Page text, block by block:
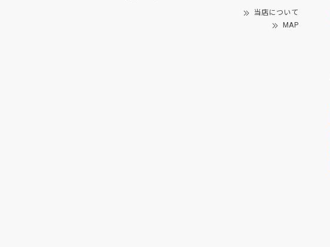
当店について
MAP